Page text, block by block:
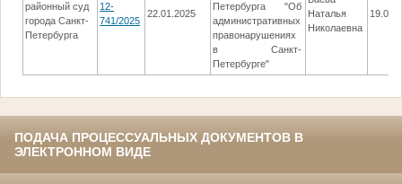
районный суд
города Санкт-
Петербурга
12-
741/2025
22.01.2025
Петербурга "Об
административных
правонарушениях
в Санкт-
Петербурге"
Наталья
Николаевна
ПОДАЧА ПРОЦЕССУАЛЬНЫХ ДОКУМЕНТОВ В
ЭЛЕКТРОННОМ ВИДЕ